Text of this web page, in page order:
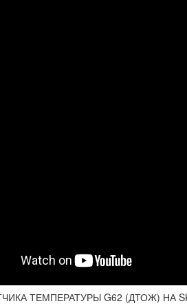
ТЕМПЕРАТУРЫ G62 (ДТОЖ) НА